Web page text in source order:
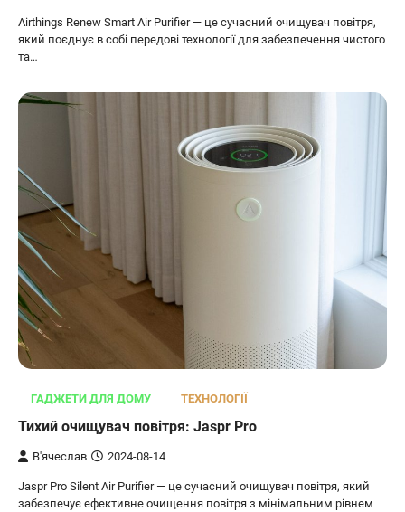
Airthings Renew Smart Air Purifier — це сучасний очищувач повітря,
який поєднує в собі передові технології для забезпечення чистого
та…
ГАДЖЕТИ ДЛЯ ДОМУ ТЕХНОЛОГІЇ
Тихий очищувач повітря: Jaspr Pro
В'ячеслав 2024-08-14
Jaspr Pro Silent Air Purifier — це сучасний очищувач повітря, який
забезпечує ефективне очищення повітря з мінімальним рівнем